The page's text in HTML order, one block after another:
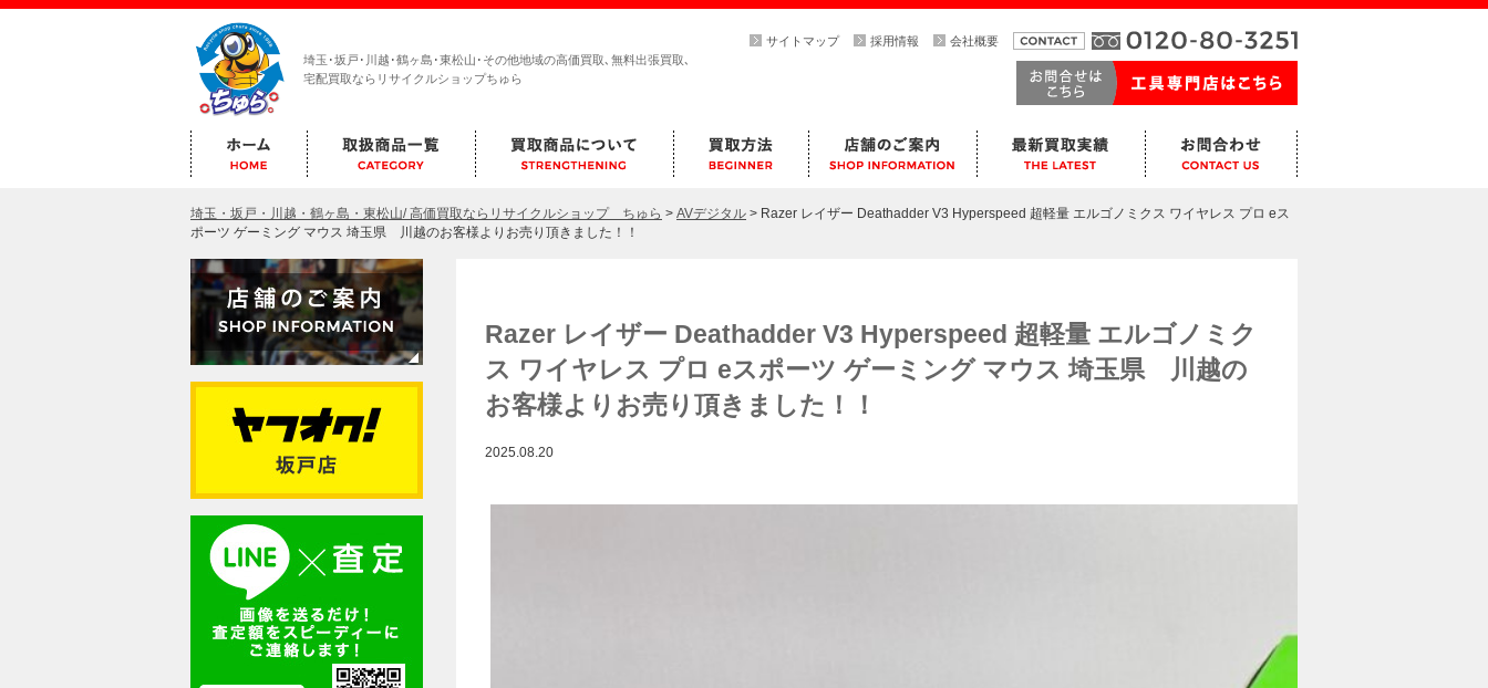
埼玉･坂戸･川越･鶴ヶ島･東松山･その他地域の高価買取､無料出張買取､
宅配買取ならリサイクルショップちゅら
サイトマップ 採用情報 会社概要
埼玉・坂戸・川越・鶴ヶ島・東松山/ 高価買取ならリサイクルショップ ちゅら > AVデジタル > Razer レイザー Deathadder V3 Hyperspeed 超軽量 エルゴノミクス ワイヤレス プロ eス
ポーツ ゲーミング マウス 埼玉県 川越のお客様よりお売り頂きました！！
Razer レイザー Deathadder V3 Hyperspeed 超軽量 エルゴノミク
ス ワイヤレス プロ eスポーツ ゲーミング マウス 埼玉県 川越の
お客様よりお売り頂きました！！
2025.08.20